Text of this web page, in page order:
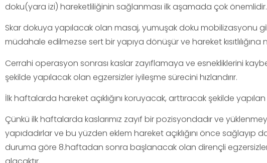
doku(yara izi) hareketliliğinin sağlanması ilk aşamada çok önemlidir.
Skar dokuya yapılacak olan masaj, yumuşak doku mobilizasyonu
müdahale edilmezse sert bir yapıya dönüşür ve hareket kısıtlılığına
Cerrahi operasyon sonrası kaslar zayıflamaya ve esnekliklerini
şekilde yapılacak olan egzersizler iyileşme sürecini hızlandırır.
İlk haftalarda hareket açıklığını koruyacak, arttıracak şekilde
Çünkü ilk haftalarda kaslarımız zayıf bir pozisyondadır ve
yapıdadırlar ve bu yüzden eklem hareket açıklığını önce
duruma göre 8.haftadan sonra başlanacak olan dirençli